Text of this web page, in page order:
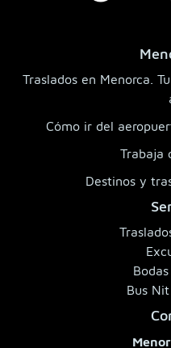
Traslados en Menorca.
Cómo ir del
Trabaja
Destinos y
Bus